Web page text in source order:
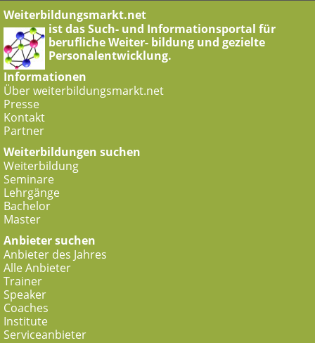
Weiterbildungsmarkt.net
ist das Such- und Informationsportal für
berufliche Weiter- bildung und gezielte
Personalentwicklung.
Informationen
Über weiterbildungsmarkt.net
Presse
Kontakt
Partner
Weiterbildungen suchen
Weiterbildung
Seminare
Lehrgänge
Bachelor
Master
Anbieter suchen
Anbieter des Jahres
Alle Anbieter
Trainer
Speaker
Coaches
Institute
Serviceanbieter